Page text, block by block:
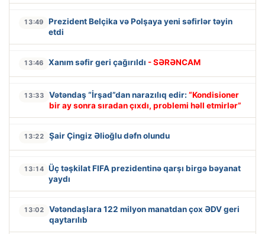
13:49
Prezident Belçika və Polşaya yeni səfirlər təyin
etdi
13:46 Xanım səfir geri çağırıldı - SƏRƏNCAM
13:33 Vətəndaş “İrşad”dan narazılıq edir: “Kondisioner
bir ay sonra sıradan çıxdı, problemi həll etmirlər”
13:22 Şair Çingiz Əlioğlu dəfn olundu
13:14 Üç təşkilat FIFA prezidentinə qarşı birgə bəyanat
yaydı
13:02
Vətəndaşlara 122 milyon manatdan çox ƏDV geri
qaytarılıb